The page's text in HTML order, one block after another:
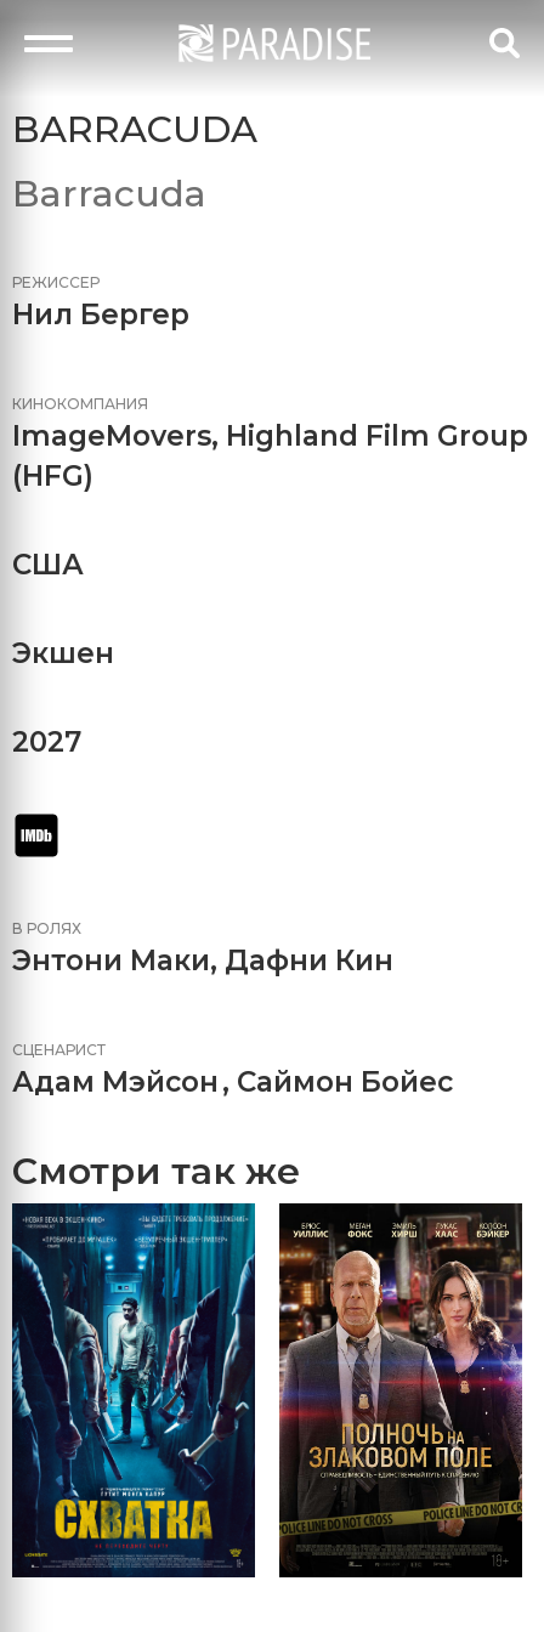
BARRACUDA
Barracuda
РЕЖИССЕР
Нил Бергер
КИНОКОМПАНИЯ
ImageMovers, Highland Film Group
(HFG)
США
Экшен
2027
В РОЛЯХ
Энтони Маки, Дафни Кин
СЦЕНАРИСТ
Адам Мэйсон , Саймон Бойес
Смотри так же